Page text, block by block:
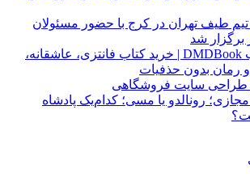
تیم طیف تهران در کرج با حضور مسئولان
شد
فروشگاه کتاب DMDBook | خرید کتاب فانتزی، عاشقانه،
رمان بدون حذفیات
طراحی سایت فروشگاهی
رونالدو یا مسی؛ کدام‌یک پادشاه